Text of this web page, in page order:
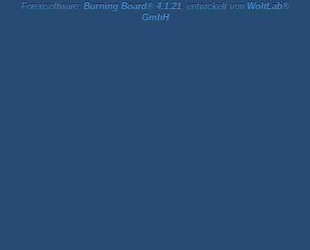
Forensoftware: Burning Board® 4.1.21, entwickelt von WoltLab®
GmbH